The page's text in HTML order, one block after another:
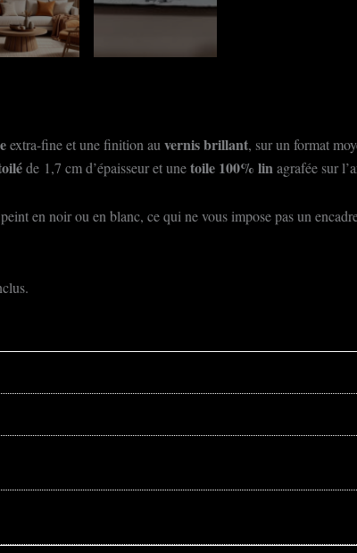
extra-fine et une finition au vernis brillant, sur un format
de 1,7 cm d’épaisseur et unetoile 100% linagrafée sur
en noir ou en blanc, ce qui ne vous impose pas un